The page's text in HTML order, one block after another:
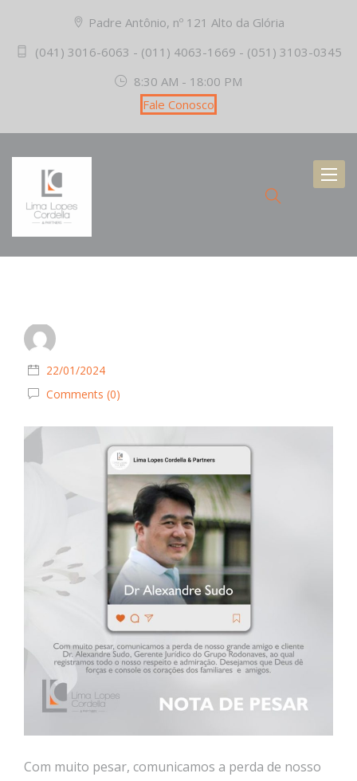
Padre Antônio, nº 121 Alto da Glória
(041) 3016-6063 - (011) 4063-1669 - (051) 3103-0345
8:30 AM - 18:00 PM
Fale Conosco
22/01/2024
Comments (0)
Com muito pesar, comunicamos a perda de nosso